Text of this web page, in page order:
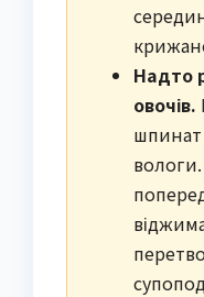
Надто
овочів.
шпинат
вологи.